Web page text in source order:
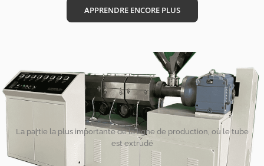
APPRENDRE ENCORE PLUS
La partie la plus importante de la ligne de production, où le tube
est extrudé